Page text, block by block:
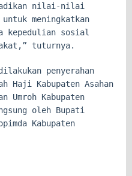
nilai-nilai
meningkatkan
kepedulian sosial
tuturnya.
penyerahan
Haji Kabupaten Asahan
Umroh Kabupaten
oleh Bupati
Kabupaten